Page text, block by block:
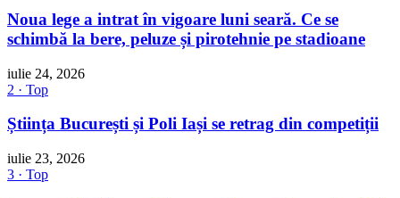
Noua lege a intrat în vigoare luni seară. Ce se
schimbă la bere, peluze și pirotehnie pe stadioane
iulie 24, 2026
2 · Top
Știința București și Poli Iași se retrag din competiții
iulie 23, 2026
3 · Top